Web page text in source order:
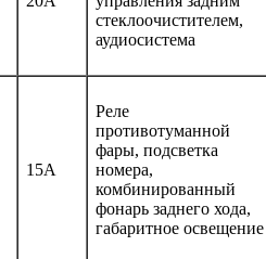
стеклоочистителем,
аудиосистема
15A
Реле
противотуманной
фары, подсветка
номера,
комбинированный
фонарь заднего хода,
габаритное освещение